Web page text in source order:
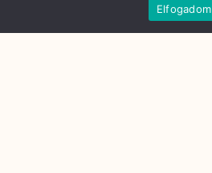
Elfogadom